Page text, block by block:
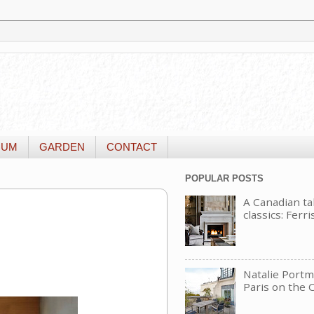
GARDEN CONTACT
POPULAR POSTS
A Canadian
classics:
Natalie
Paris on the